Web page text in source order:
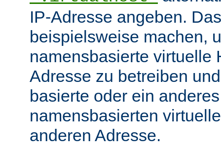
IP-Adresse angeben.
beispielsweise machen,
namensbasierte virtuelle
Adresse zu betreiben
basierte oder ein
namensbasierten
anderen Adresse.